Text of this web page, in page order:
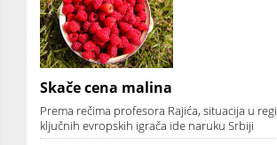
Skače cena malina
Prema rečima profesora Rajića, situacija u
ključnih evropskih igrača ide naruku Srbiji